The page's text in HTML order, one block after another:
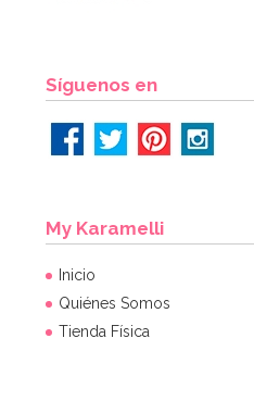
Síguenos en
My Karamelli
Inicio
Quiénes Somos
Tienda Física